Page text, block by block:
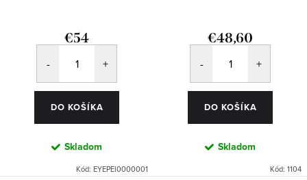
€54
DO KOŠÍKA
Skladom
Kód: EYEPEI0000001
€48,60
DO KOŠÍKA
Skladom
Kód: 1104